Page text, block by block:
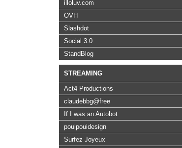
illoluv.com
OVH
Slashdot
Social 3.0
StandBlog
STREAMING
Act4 Productions
claudebbg@free
If I was an Autobot
pouipouidesign
Surfez Joyeux